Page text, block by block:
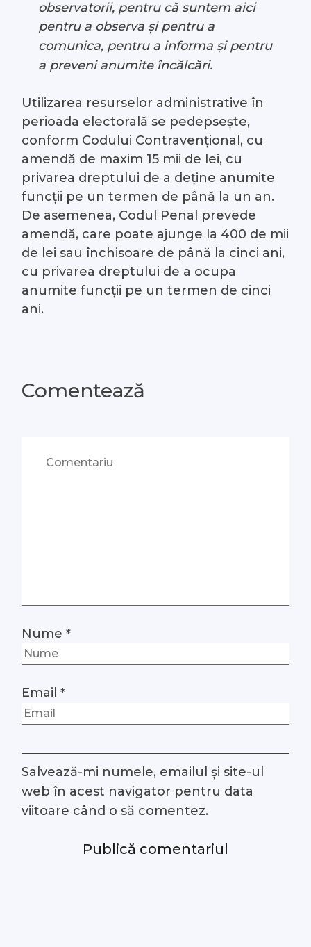
observatorii, pentru că suntem aici
pentru a observa și pentru a
comunica, pentru a informa și pentru
a preveni anumite încălcări.
Utilizarea resurselor administrative în
perioada electorală se pedepsește,
conform Codului Contravențional, cu
amendă de maxim 15 mii de lei, cu
privarea dreptului de a deține anumite
funcții pe un termen de până la un an.
De asemenea, Codul Penal prevede
amendă, care poate ajunge la 400 de mii
de lei sau închisoare de până la cinci ani,
cu privarea dreptului de a ocupa
anumite funcții pe un termen de cinci
ani.
Comentează
Nume*
Email*
Salvează-mi numele, emailul și site-ul
web în acest navigator pentru data
viitoare când o să comentez.